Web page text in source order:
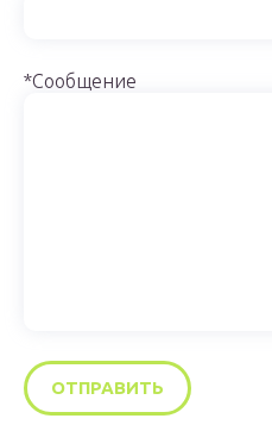
*Сообщение